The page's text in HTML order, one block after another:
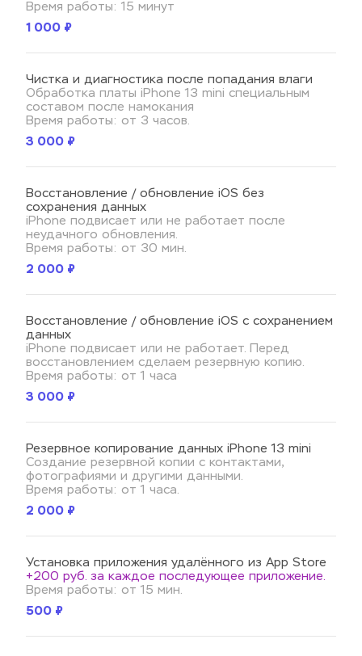
Время работы: 15 минут
1 000 ₽
Чистка и диагностика после попадания влаги
Обработка платы iPhone 13 mini специальным
составом после намокания
Время работы: от 3 часов.
3 000 ₽
Восстановление / обновление iOS без
сохранения данных
iPhone подвисает или не работает после
неудачного обновления.
Время работы: от 30 мин.
2 000 ₽
Восстановление / обновление iOS с сохранением
данных
iPhone подвисает или не работает. Перед
восстановлением сделаем резервную копию.
Время работы: от 1 часа
3 000 ₽
Резервное копирование данных iPhone 13 mini
Создание резервной копии с контактами,
фотографиями и другими данными.
Время работы: от 1 часа.
2 000 ₽
Установка приложения удалённого из App Store
+200 руб. за каждое последующее приложение.
Время работы: от 15 мин.
500 ₽